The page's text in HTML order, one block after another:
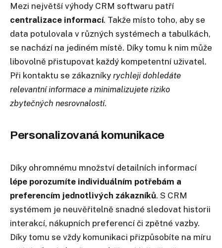
Mezi největší výhody CRM softwaru patří
centralizace informací. Takže místo toho, aby se
data potulovala v různých systémech a tabulkách,
se nachází na jediném místě. Díky tomu k nim může
libovolně přistupovat každý kompetentní uživatel.
Při kontaktu se zákazníky rychleji dohledáte
relevantní informace a minimalizujete riziko
zbytečných nesrovnalostí.
​Personalizovaná komunikace
Díky ohromnému množství detailních informací
lépe porozumíte individuálním potřebám a
preferencím jednotlivých zákazníků. S CRM
systémem je neuvěřitelně snadné sledovat historii
interakcí, nákupních preferencí či zpětné vazby.
Díky tomu se vždy komunikaci přizpůsobíte na míru